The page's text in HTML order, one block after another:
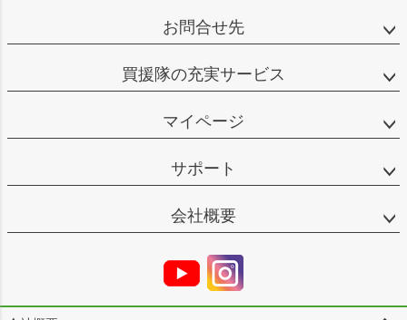
お問合せ先
買援隊の充実サービス
マイページ
サポート
会社概要